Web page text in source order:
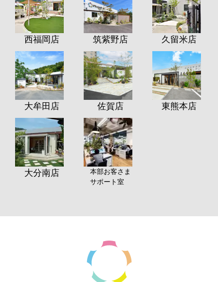
西福岡店 筑紫野店 久留米店
大牟田店 佐賀店 東熊本店
大分南店
本部お客さま
サポート室